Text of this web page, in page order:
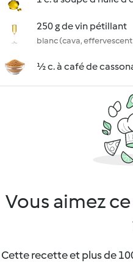
250 g de vin pétillant
blanc (cava,
½ c. à café de
Vous aimez
Cette recette et plus de